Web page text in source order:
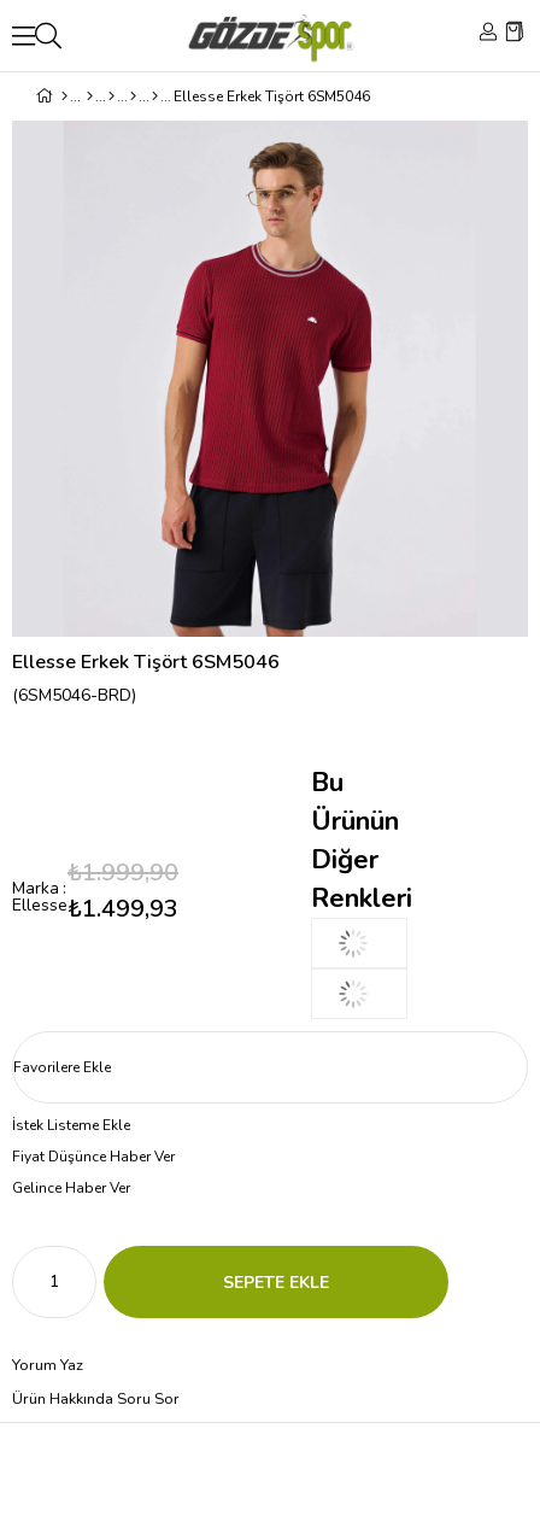
Ellesse Erkek Tişört 6SM5046
Ellesse Erkek Tişört 6SM5046
(6SM5046-BRD)
Marka :
Ellesse
₺1.999,90
₺1.499,93
Bu
Ürünün
Diğer
Renkleri
Favorilere Ekle
İstek Listeme Ekle
Fiyat Düşünce Haber Ver
Gelince Haber Ver
Yorum Yaz
Ürün Hakkında Soru Sor